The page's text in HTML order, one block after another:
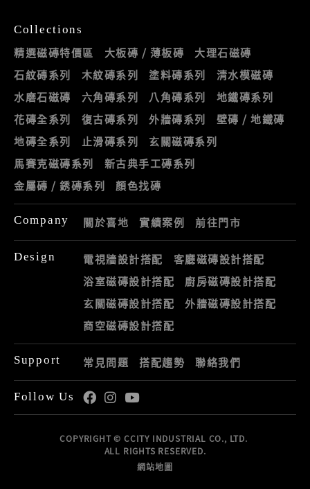
Collections
精選磁磚特價區 大板磚 / 薄板磚
大理石磁磚
石紋磚系列
木紋磚系列 塗料磚系列
清水模磁磚
水磨石磁磚
六角磚系列 八角磚系列
地鐵磚系列
花磚全系列
復古磚系列 外牆磚系列
壁磚 / 地鐵磚
地磚全系列
止滑磚系列
玄關磁磚系列
馬賽克磁磚系列
新古典手工磚系列
金屬磚 / 銹磚系列
顏色找磚
Company 關於喜地 實績案例 前往門市
Design 電視牆設計搭配
客廳磁磚設計搭配
浴室磁磚設計搭配
廚房磁磚設計搭配
玄關磁磚設計搭配
外牆磁磚設計搭配
商空磁磚設計搭配
Support 常見問題 搭配趨勢 聯絡我們
Follow Us
COPYRIGHT © CCITY INDUSTRIAL CO., LTD.
ALL RIGHTS RESERVED.
網站地圖